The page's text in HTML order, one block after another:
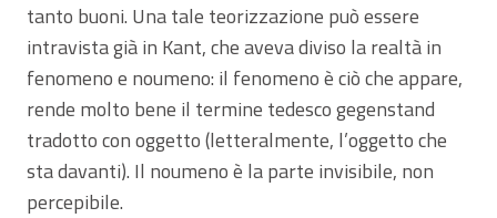
tanto buoni. Una tale teorizzazione può essere
intravista già in Kant, che aveva diviso la realtà in
fenomeno e noumeno: il fenomeno è ciò che appare,
rende molto bene il termine tedesco gegenstand
tradotto con oggetto (letteralmente, l’oggetto che
sta davanti). Il noumeno è la parte invisibile, non
percepibile.